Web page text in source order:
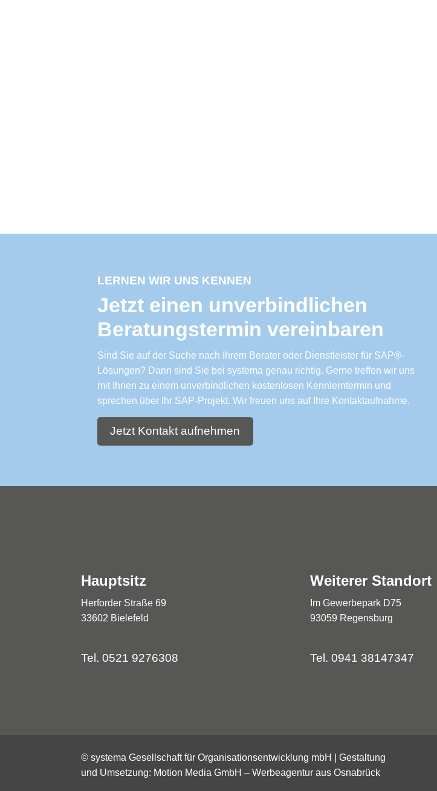
LERNEN WIR UNS KENNEN
Jetzt einen unverbindlichen
Beratungstermin vereinbaren
Sind Sie auf der Suche nach Ihrem Berater oder Dienstleister für SAP®-
Lösungen? Dann sind Sie bei systema genau richtig. Gerne treffen wir uns
mit Ihnen zu einem unverbindlichen kostenlosen Kennlerntermin und
sprechen über Ihr SAP-Projekt. Wir freuen uns auf Ihre Kontaktaufnahme.
Jetzt Kontakt aufnehmen
Hauptsitz
Herforder Straße 69
33602 Bielefeld
Tel.0521 9276308
Weiterer Standort
Im Gewerbepark D75
93059 Regensburg
Tel. 0941 38147347
© systema Gesellschaft für Organisationsentwicklung mbH |Gestaltung
und Umsetzung: Motion Media GmbH – Werbeagentur aus Osnabrück